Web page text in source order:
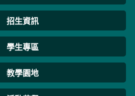
招生資訊
學生專區
教學園地